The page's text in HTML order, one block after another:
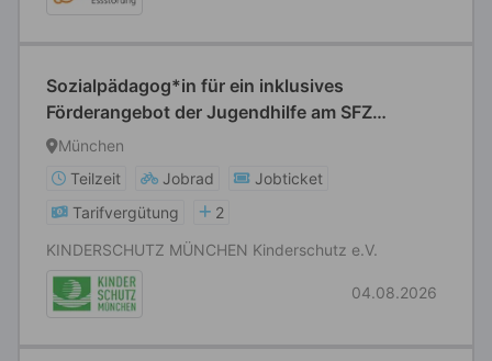
Sozialpädagog*in für ein inklusives
Förderangebot der Jugendhilfe am SFZ
München Nord-Ost
München
Teilzeit
Jobrad
Jobticket
Tarifvergütung
2
KINDERSCHUTZ MÜNCHEN Kinderschutz e.V.
04.08.2026